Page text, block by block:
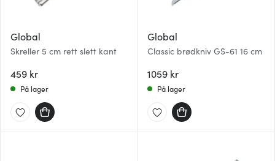
Global
Skreller 5 cm rett slett kant
459 kr
På lager
Global
Classic brødkniv GS-61 16 cm
1059 kr
På lager